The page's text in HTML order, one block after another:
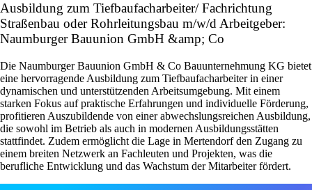
Ausbildung zum Tiefbaufacharbeiter/ Fachrichtung
Straßenbau oder Rohrleitungsbau m/w/d Arbeitgeber:
Naumburger Bauunion GmbH &amp; Co
Die Naumburger Bauunion GmbH & Co Bauunternehmung KG bietet
eine hervorragende Ausbildung zum Tiefbaufacharbeiter in einer
dynamischen und unterstützenden Arbeitsumgebung. Mit einem
starken Fokus auf praktische Erfahrungen und individuelle Förderung,
profitieren Auszubildende von einer abwechslungsreichen Ausbildung,
die sowohl im Betrieb als auch in modernen Ausbildungsstätten
stattfindet. Zudem ermöglicht die Lage in Mertendorf den Zugang zu
einem breiten Netzwerk an Fachleuten und Projekten, was die
berufliche Entwicklung und das Wachstum der Mitarbeiter fördert.